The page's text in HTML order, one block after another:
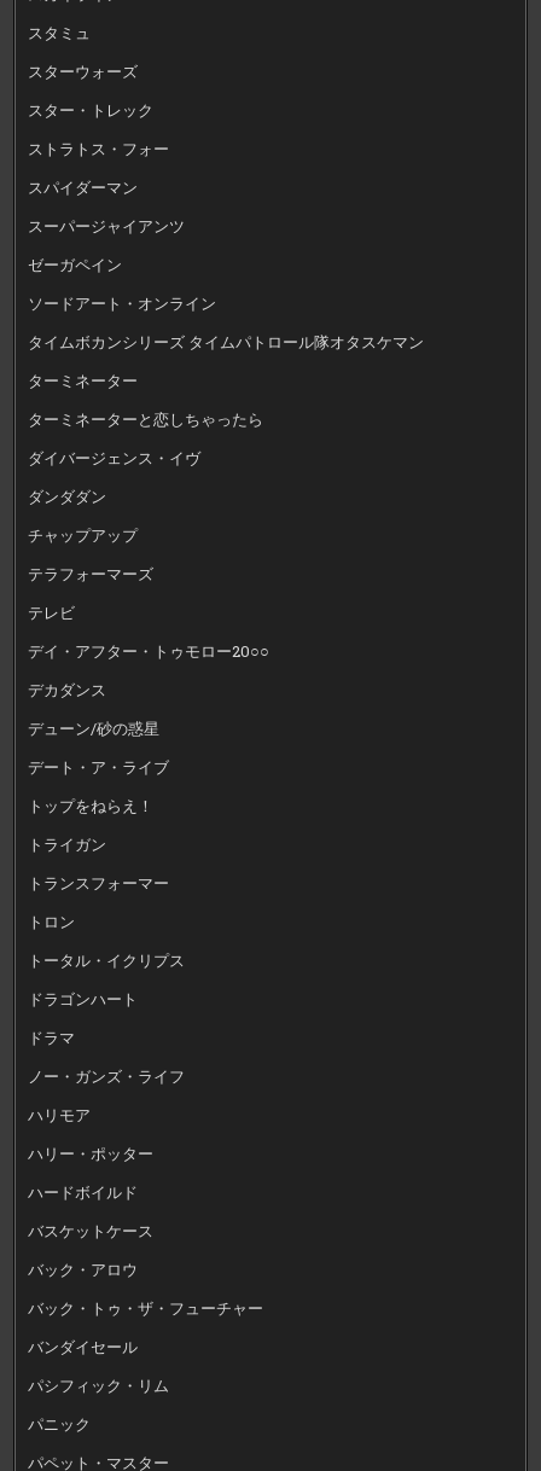
スタミュ
スターウォーズ
スター・トレック
ストラトス・フォー
スパイダーマン
スーパージャイアンツ
ゼーガペイン
ソードアート・オンライン
タイムボカンシリーズ タイムパトロール隊オタスケマン
ターミネーター
ターミネーターと恋しちゃったら
ダイバージェンス・イヴ
ダンダダン
チャップアップ
テラフォーマーズ
テレビ
デイ・アフター・トゥモロー20○○
デカダンス
デューン/砂の惑星
デート・ア・ライブ
トップをねらえ！
トライガン
トランスフォーマー
トロン
トータル・イクリプス
ドラゴンハート
ドラマ
ノー・ガンズ・ライフ
ハリモア
ハリー・ポッター
ハードボイルド
バスケットケース
バック・アロウ
バック・トゥ・ザ・フューチャー
バンダイセール
パシフィック・リム
パニック
パペット・マスター